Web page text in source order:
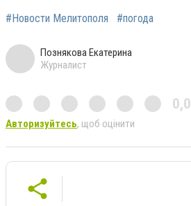
#Новости Мелитополя #погода
Познякова Екатерина
Журналист
0,0
Авторизуйтесь, щоб оцінити